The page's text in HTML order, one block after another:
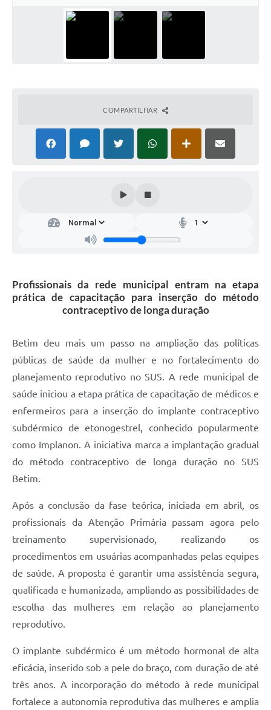
COMPARTILHAR
Profissionais da rede municipal entram na etapa
prática de capacitação para inserção do método
contraceptivo de longa duração
Betim deu mais um passo na ampliação das políticas
públicas de saúde da mulher e no fortalecimento do
planejamento reprodutivo no SUS. A rede municipal de
saúde iniciou a etapa prática de capacitação de médicos e
enfermeiros para a inserção do implante contraceptivo
subdérmico de etonogestrel, conhecido popularmente
como Implanon. A iniciativa marca a implantação gradual
do método contraceptivo de longa duração no SUS
Betim.
Após a conclusão da fase teórica, iniciada em abril, os
profissionais da Atenção Primária passam agora pelo
treinamento supervisionado, realizando os
procedimentos em usuárias acompanhadas pelas equipes
de saúde. A proposta é garantir uma assistência segura,
qualificada e humanizada, ampliando as possibilidades de
escolha das mulheres em relação ao planejamento
reprodutivo.
O implante subdérmico é um método hormonal de alta
eficácia, inserido sob a pele do braço, com duração de até
três anos. A incorporação do método à rede municipal
fortalece a autonomia reprodutiva das mulheres e amplia